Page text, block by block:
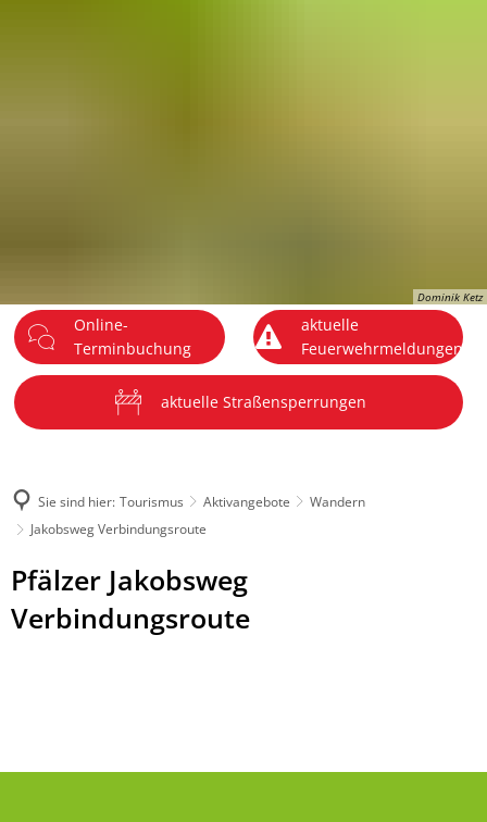
Dominik Ketz
Online-
Terminbuchung
aktuelle
Feuerwehrmeldungen
aktuelle Straßensperrungen
Sie sind hier: Tourismus Aktivangebote
Wandern
Jakobsweg Verbindungsroute
Jakobsweg
Verbindungsroute
Pfälzer Jakobsweg
Verbindungsroute